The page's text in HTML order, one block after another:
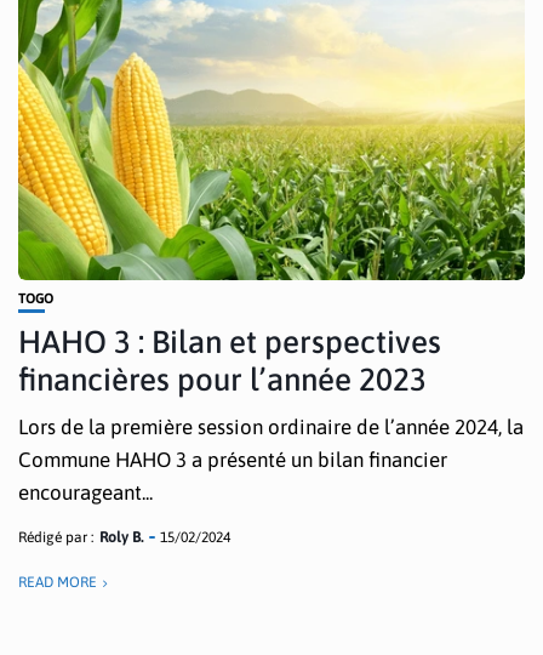
TOGO
HAHO 3 : Bilan et perspectives
financières pour l’année 2023
Lors de la première session ordinaire de l’année 2024, la
Commune HAHO 3 a présenté un bilan financier
encourageant...
Rédigé par : Roly B. 15/02/2024
READ MORE